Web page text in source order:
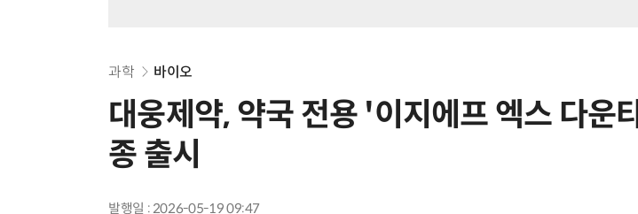
과학 바이오
대웅제약, 약국 전용 '이지에프 엑스 다운
종 출시
발행일 : 2026-05-19 09:47
6
“망막 찍자
모 초대형